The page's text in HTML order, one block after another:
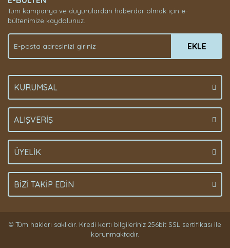
Tüm kampanya ve duyurulardan haberdar olmak için e-
bültenimize kaydolunuz.
EKLE
KURUMSAL
ALIŞVERİŞ
ÜYELİK
BİZİ TAKİP EDİN
© Tüm hakları saklıdır. Kredi kartı bilgileriniz 256bit SSL sertifikası ile
korunmaktadır.